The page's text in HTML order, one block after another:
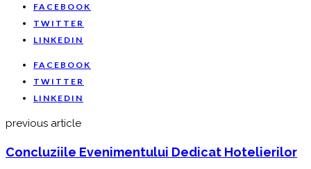
FACEBOOK
TWITTER
LINKEDIN
FACEBOOK
TWITTER
LINKEDIN
previous article
Concluziile Evenimentului Dedicat Hotelierilor